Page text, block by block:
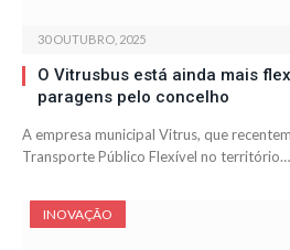
30 OUTUBRO, 2025
O Vitrusbus está ainda mais
paragens pelo concelho
A empresa municipal Vitrus, que
Transporte Público Flexível no território…
INOVAÇÃO